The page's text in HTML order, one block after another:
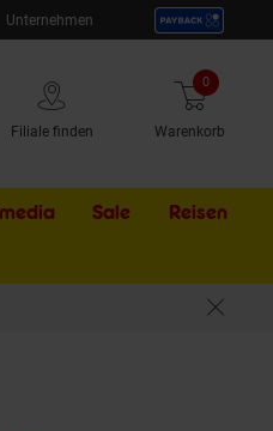
Unternehmen
Filiale finden Warenkorb
0 Artikel
Sale Externer
Reisen